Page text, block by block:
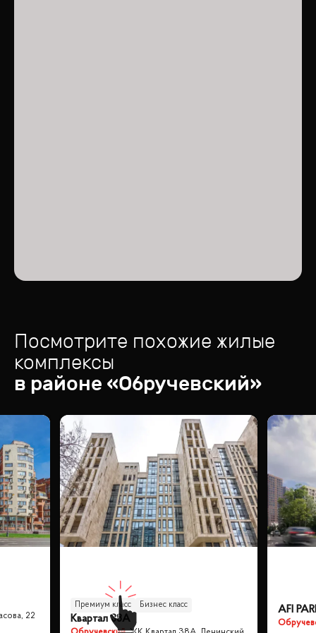
Посмотрите похожие жилые
комплексы
в районе «Обручевский»
22
Премиум класс Бизнес класс
Квартал 38А
AFI